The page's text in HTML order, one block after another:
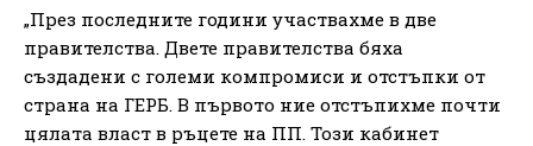
„През последните години участвахме в две
правителства. Двете правителства бяха
създадени с големи компромиси и отстъпки от
страна на ГЕРБ. В първото ние отстъпихме почти
цялата власт в ръцете на ПП. Този кабинет